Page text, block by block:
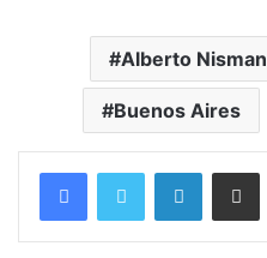
Alberto Nisman
Buenos Aires